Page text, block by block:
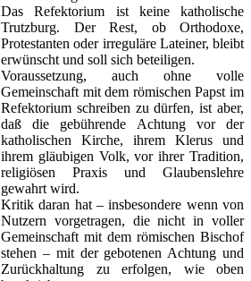
Das Refektorium ist keine katholische
Trutzburg. Der Rest, ob Orthodoxe,
Protestanten oder irreguläre Lateiner, bleibt
erwünscht und soll sich beteiligen.
Voraussetzung, auch ohne volle
Gemeinschaft mit dem römischen Papst im
Refektorium schreiben zu dürfen, ist aber,
daß die gebührende Achtung vor der
katholischen Kirche, ihrem Klerus und
ihrem gläubigen Volk, vor ihrer Tradition,
religiösen Praxis und Glaubenslehre
gewahrt wird.
Kritik daran hat – insbesondere wenn von
Nutzern vorgetragen, die nicht in voller
Gemeinschaft mit dem römischen Bischof
stehen – mit der gebotenen Achtung und
Zurückhaltung zu erfolgen, wie oben